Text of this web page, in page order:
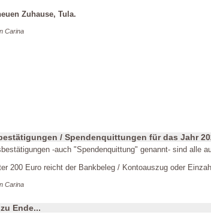
Zuhause, Tula.
Carina
/ Spendenquittungen für das Jahr
-auch "Spendenquittung" genannt- sind alle
200 Euro reicht der Bankbeleg / Kontoauszug oder
Carina
Ende...